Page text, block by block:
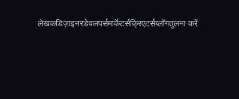
लेखकडिज़ाइनरडेवलपर्समार्केटर्सक्रिएटर्सब्लॉगतुलना करें